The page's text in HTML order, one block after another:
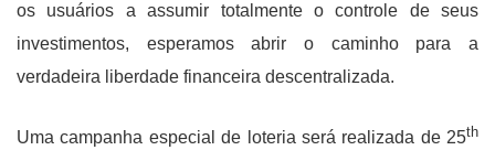
os usuários a assumir totalmente o controle de seus
investimentos, esperamos abrir o caminho para a
verdadeira liberdade financeira descentralizada.
Uma campanha especial de loteria será realizada de 25th